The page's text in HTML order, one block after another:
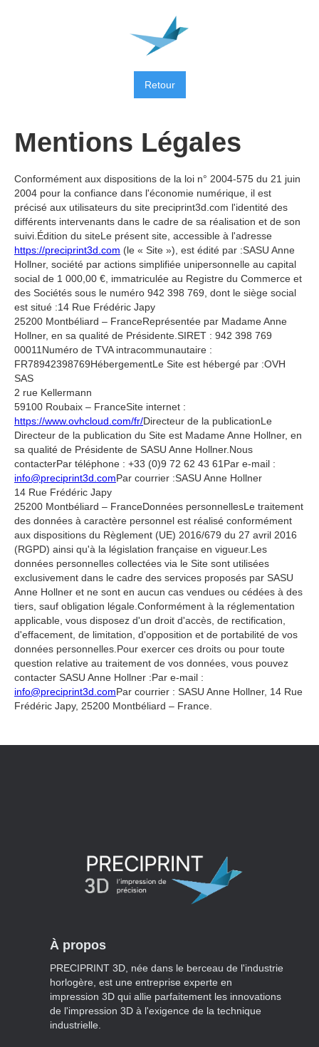
Retour
Mentions Légales
Conformément aux dispositions de la loi n° 2004-575 du 21 juin
2004 pour la confiance dans l'économie numérique, il est
précisé aux utilisateurs du site preciprint3d.com l'identité des
différents intervenants dans le cadre de sa réalisation et de son
suivi.Édition du siteLe présent site, accessible à l'adresse
https://preciprint3d.com (le « Site »), est édité par :SASU Anne
Hollner, société par actions simplifiée unipersonnelle au capital
social de 1 000,00 €, immatriculée au Registre du Commerce et
des Sociétés sous le numéro 942 398 769, dont le siège social
est situé :14 Rue Frédéric Japy
25200 Montbéliard – FranceReprésentée par Madame Anne
Hollner, en sa qualité de Présidente.SIRET : 942 398 769
00011Numéro de TVA intracommunautaire :
FR78942398769HébergementLe Site est hébergé par :OVH
SAS
2 rue Kellermann
59100 Roubaix – FranceSite internet :
https://www.ovhcloud.com/fr/Directeur de la publicationLe
Directeur de la publication du Site est Madame Anne Hollner, en
sa qualité de Présidente de SASU Anne Hollner.Nous
contacterPar téléphone : +33 (0)9 72 62 43 61Par e-mail :
info@preciprint3d.comPar courrier :SASU Anne Hollner
14 Rue Frédéric Japy
25200 Montbéliard – FranceDonnées personnellesLe traitement
des données à caractère personnel est réalisé conformément
aux dispositions du Règlement (UE) 2016/679 du 27 avril 2016
(RGPD) ainsi qu'à la législation française en vigueur.Les
données personnelles collectées via le Site sont utilisées
exclusivement dans le cadre des services proposés par SASU
Anne Hollner et ne sont en aucun cas vendues ou cédées à des
tiers, sauf obligation légale.Conformément à la réglementation
applicable, vous disposez d'un droit d'accès, de rectification,
d'effacement, de limitation, d'opposition et de portabilité de vos
données personnelles.Pour exercer ces droits ou pour toute
question relative au traitement de vos données, vous pouvez
contacter SASU Anne Hollner :Par e-mail :
info@preciprint3d.comPar courrier : SASU Anne Hollner, 14 Rue
Frédéric Japy, 25200 Montbéliard – France.
À propos
PRECIPRINT 3D, née dans le berceau de l'industrie
horlogère, est une entreprise experte en
impression 3D qui allie parfaitement les innovations
de l'impression 3D à l'exigence de la technique
industrielle.